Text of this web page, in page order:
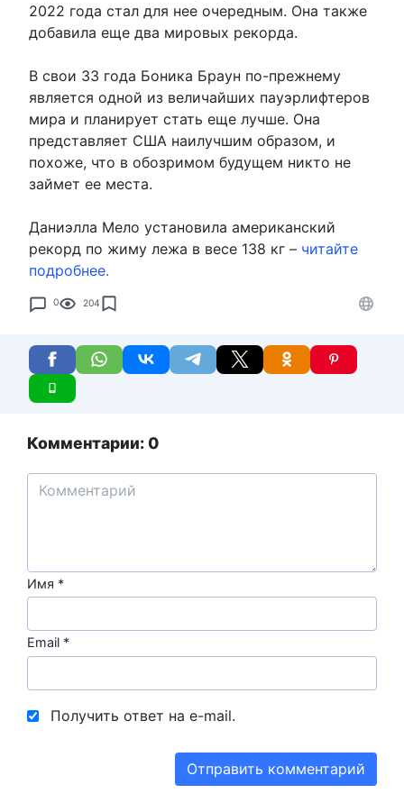
2022 года стал для нее очередным. Она также
добавила еще два мировых рекорда.
В свои 33 года Боника Браун по-прежнему
является одной из величайших пауэрлифтеров
мира и планирует стать еще лучше. Она
представляет США наилучшим образом, и
похоже, что в обозримом будущем никто не
займет ее места.
Даниэлла Мело установила американский
рекорд по жиму лежа в весе 138 кг – читайте
подробнее.
0 204
Комментарии: 0
Имя *
Email *
Получить ответ на e-mail.